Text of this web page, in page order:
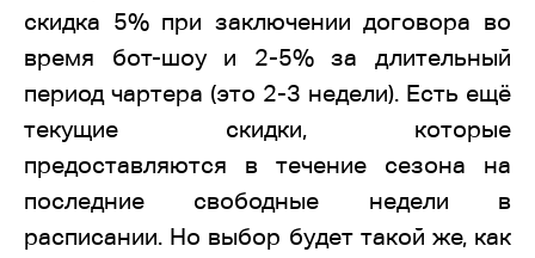
скидка 5% при заключении договора во
время бот-шоу и 2-5% за длительный
период чартера (это 2-3 недели). Есть ещё
текущие скидки, которые
предоставляются в течение сезона на
последние свободные недели в
расписании. Но выбор будет такой же, как